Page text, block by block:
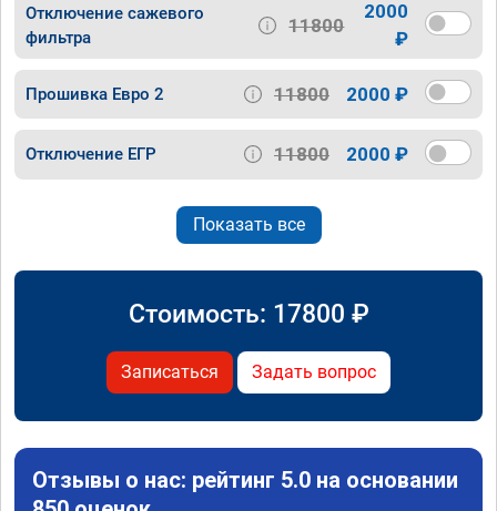
Отключение сажевого
фильтра
11800
2000
₽
Прошивка Евро 2 11800 2000 ₽
Отключение ЕГР 11800 2000 ₽
Показать все
Стоимость: 17800 ₽
Записаться Задать вопрос
Отзывы о нас: рейтинг 5.0 на основании